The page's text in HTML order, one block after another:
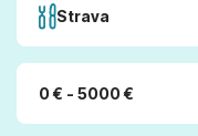
Strava
0 € - 5000 €